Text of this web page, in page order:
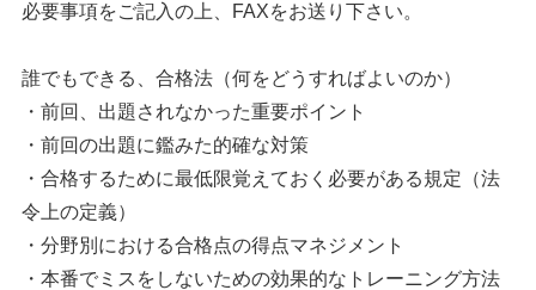
必要事項をご記入の上、FAXをお送り下さい。
誰でもできる、合格法（何をどうすればよいのか）
・前回、出題されなかった重要ポイント
・前回の出題に鑑みた的確な対策
・合格するために最低限覚えておく必要がある規定（法
令上の定義）
・分野別における合格点の得点マネジメント
・本番でミスをしないための効果的なトレーニング方法